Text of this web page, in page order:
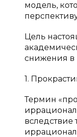
модель,
Цель
снижения в
1.
Термин
вследствие